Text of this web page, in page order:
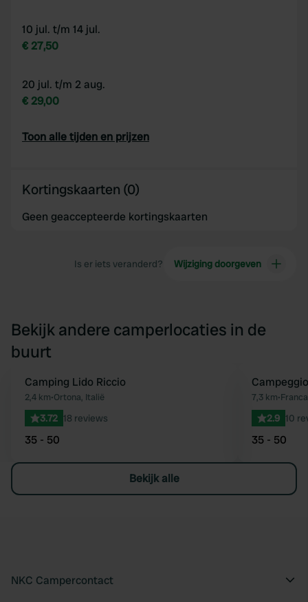
10 jul. t/m 14 jul.
€ 27,50
20 jul. t/m 2 aug.
€ 29,00
Toon alle tijden en prijzen
Kortingskaarten (0)
Geen geaccepteerde kortingskaarten
Is er iets veranderd? Wijziging doorgeven
Bekijk andere camperlocaties in de
buurt
Favoriet
Camping Lido Riccio
2,4 km•Ortona, Italië
3.72 18 reviews
35 - 50
7,3 km•
2.9 10
35 - 50
Bekijk alle
NKC Campercontact